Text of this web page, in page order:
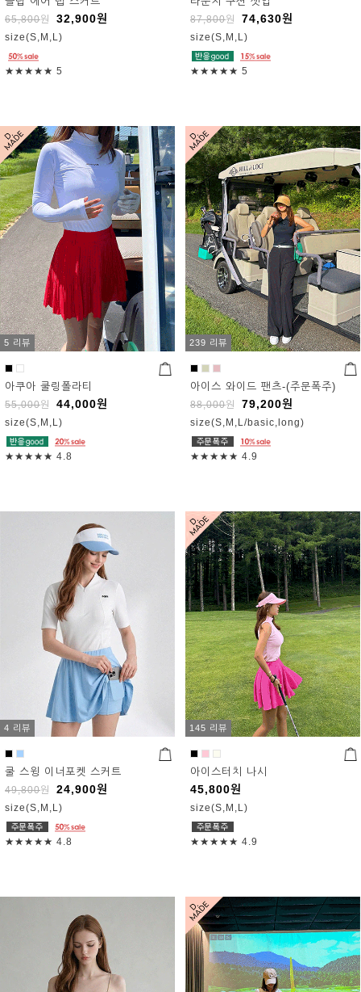
65,800원 32,900원
size(S,M,L)
★★★★★ 5
87,800원 74,630원
size(S,M,L)
★★★★★ 5
5 리뷰
아쿠아 쿨링폴라티
55,000원 44,000원
size(S,M,L)
★★★★★ 4.8
239 리뷰
아이스 와이드 팬츠-(주문폭주)
88,000원 79,200원
size(S,M,L/basic,long)
★★★★★ 4.9
4 리뷰
쿨 스윙 이너포켓 스커트
49,800원 24,900원
size(S,M,L)
★★★★★ 4.8
145 리뷰
아이스터치 나시
45,800원
size(S,M,L)
★★★★★ 4.9